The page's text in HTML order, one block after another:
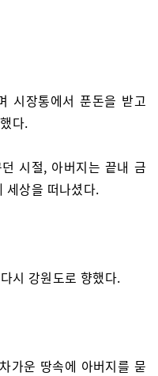
시장통에서 푼돈을 받고
다.
시절, 아버지는 끝내 금
세상을 떠나셨다.
시 강원도로 향했다.
가운 땅속에 아버지를 묻